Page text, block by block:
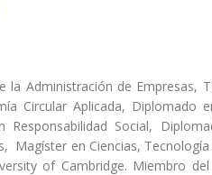
la Administración de Empresas,
Circular Aplicada, Diplomado
Responsabilidad Social,
Magíster en Ciencias,
of Cambridge. Miembro